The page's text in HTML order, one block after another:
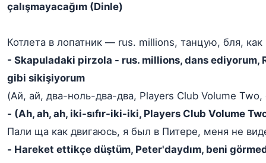
çalışmayacağım (Dinle)
Котлета в лопатник — rus. millions, танцую, бля, как
- Skapuladaki pirzola - rus. millions, dans ediyorum,
gibi sikişiyorum
(Ай, ай, два-ноль-два-два, Players Club Volume Two,
- (Ah, ah, ah, iki-sıfır-iki-iki, Players Club Volume
Пали ща как двигаюсь, я был в Питере, меня не
- Hareket ettikçe düştüm, Peter'daydım, beni